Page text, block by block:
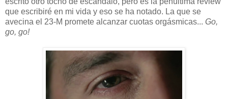
que escribiré en mi vida y eso se ha notado. La que se
avecina el 23-M promete alcanzar cuotas orgásmicas... Go,
go, go!